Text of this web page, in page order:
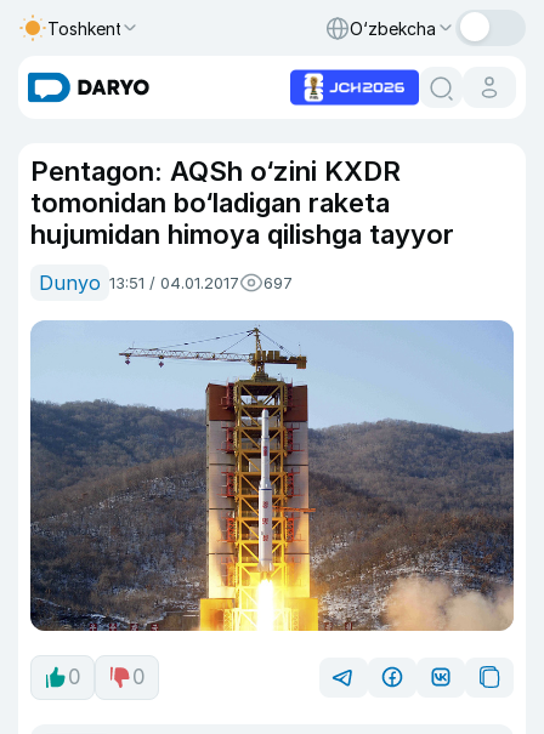
Toshkent O‘zbekcha
Pentagon: AQSh o‘zini KXDR
tomonidan bo‘ladigan raketa
hujumidan himoya qilishga tayyor
Dunyo 13:51 / 04.01.2017 697
0 0